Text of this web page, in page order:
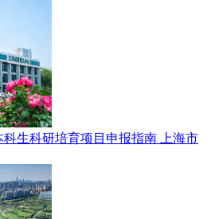
科生科研培育项目申报指南
上海市